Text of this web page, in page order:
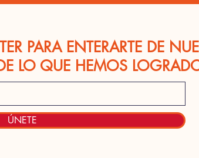
PARA ENTERARTE DE
LO QUE HEMOS
ÚNETE